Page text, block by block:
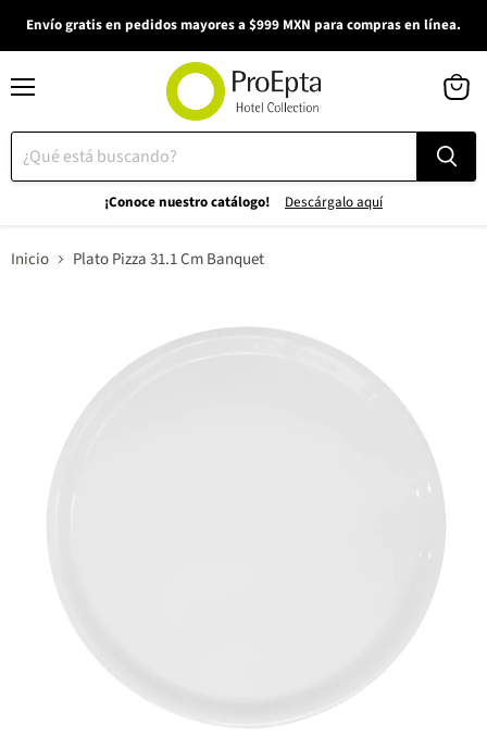
Envío gratis en pedidos mayores a $999 MXN para compras en línea.
¡Conoce nuestro catálogo! Descárgalo aquí
carrito
Inicio Plato Pizza 31.1 Cm Banquet